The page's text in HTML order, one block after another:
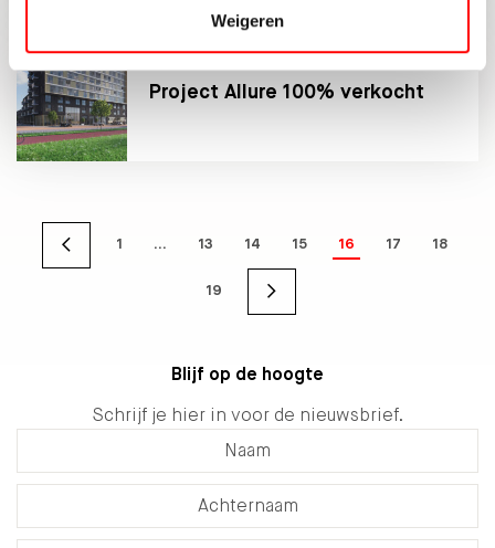
Weigeren
Project Allure 100% verkocht
1 … 13 14 15 16 17 18
19
Blijf op de hoogte
Schrijf je hier in voor de nieuwsbrief.